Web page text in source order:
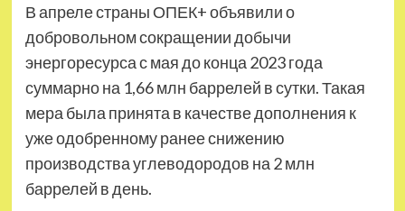
В апреле страны ОПЕК+ объявили о
добровольном сокращении добычи
энергоресурса с мая до конца 2023 года
суммарно на 1,66 млн баррелей в сутки. Такая
мера была принята в качестве дополнения к
уже одобренному ранее снижению
производства углеводородов на 2 млн
баррелей в день.